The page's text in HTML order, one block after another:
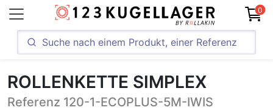
0
ROLLENKETTE SIMPLEX
Referenz 120-1-ECOPLUS-5M-IWIS